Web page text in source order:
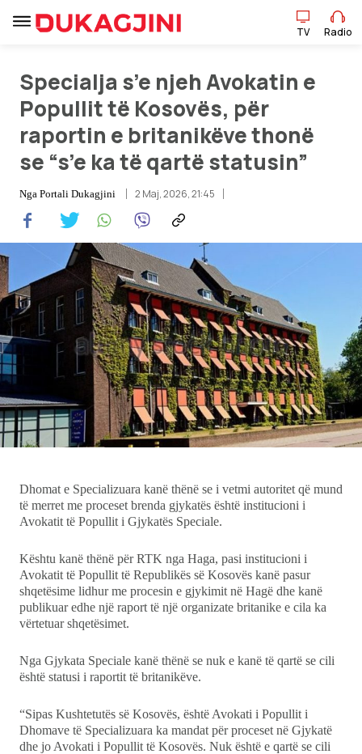
TV Radio
Lajme
Sport
Pikëpamje
Art Jete
Kulturë
Showbiz
Teknologji
DuVideo
TV Radio
Specialja s’e njeh Avokatin e
Popullit të Kosovës, për
raportin e britanikëve thonë
se “s’e ka të qartë statusin”
Nga Portali Dukagjini 2 Maj, 2026, 21:45
Dhomat e Specializuara kanë thënë se i vetmi autoritet që mund
të merret me proceset brenda gjykatës është institucioni i
Avokatit të Popullit i Gjykatës Speciale.
Kështu kanë thënë për RTK nga Haga, pasi institucioni i
Avokatit të Popullit të Republikës së Kosovës kanë pasur
shqetësime lidhur me procesin e gjykimit në Hagë dhe kanë
publikuar edhe një raport të një organizate britanike e cila ka
vërtetuar shqetësimet.
Nga Gjykata Speciale kanë thënë se nuk e kanë të qartë se cili
është statusi i raportit të britanikëve.
“Sipas Kushtetutës së Kosovës, është Avokati i Popullit i
Dhomave të Specializuara ka mandat për proceset në Gjykatë
dhe jo Avokati i Popullit të Kosovës. Nuk është e qartë se cili